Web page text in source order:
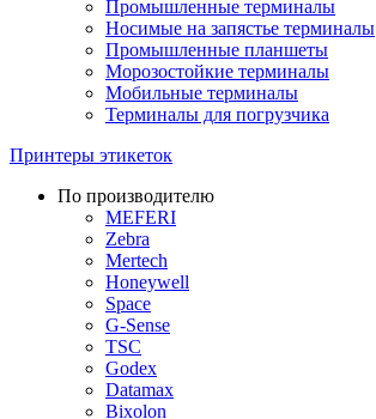
Промышленные терминалы
Носимые на запястье терминалы
Промышленные планшеты
Морозостойкие терминалы
Мобильные терминалы
Терминалы для погрузчика
Принтеры этикеток
По производителю
MEFERI
Zebra
Mertech
Honeywell
Space
G-Sense
TSC
Godex
Datamax
Bixolon